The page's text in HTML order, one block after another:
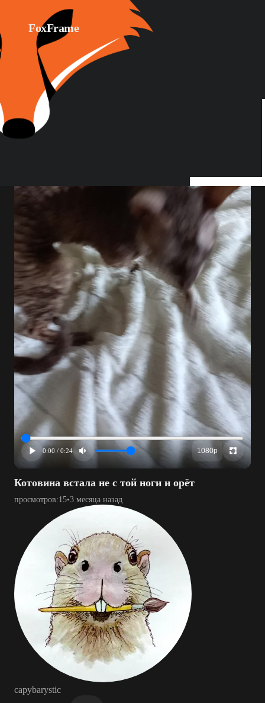
FoxFrame
0:00 / 0:24 1080p
Котовина встала не с той ноги и орёт
просмотров:15•3 месяца назад
capybarystic